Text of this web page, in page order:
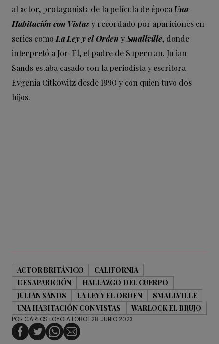
al actor, protagonista de la película de época Una
Habitación con Vistasy recordado por apariciones en
series como La Ley y el Orden ySmallville, donde
interpretó a Jor-El, el padre de Superman. Julian
Sands estaba casado con la periodista y escritora
Evgenia Citkowitz desde 1990 y con quien tuvo dos
hijos.
ACTOR BRITÁNICO
CALIFORNIA
DESAPARICIÓN
HALLAZGO DEL CUERPO
JULIAN SANDS
LA LEY Y EL ORDEN
SMALLVILLE
UNA HABITACIÓN CON VISTAS
WARLOCK EL BRUJO
POR CARLOS LOYOLA LOBO | 28 JUNIO 2023